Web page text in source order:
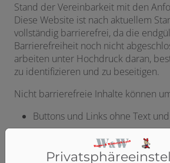
Stand der Vereinbarkeit mit den
Diese Website ist nach aktuellem
vollständig barrierefrei, da die
Barrierefreiheit noch nicht
arbeiten unter Hochdruck daran,
zu identifizieren und zu beseitigen.
Nicht barrierefreie Inhalte können
Buttons und Links ohne Text
Tastaturbedienbare Inhalte